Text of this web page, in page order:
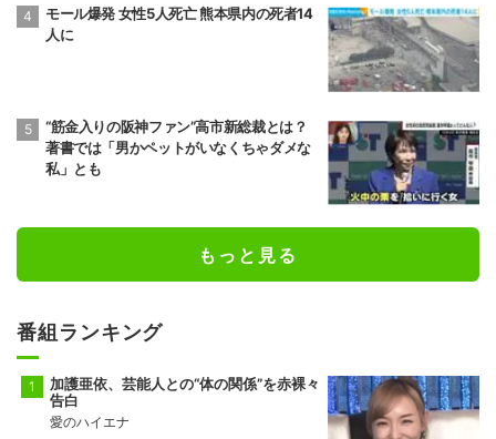
モール爆発 女性5人死亡 熊本県内の死者14
人に
“筋金入りの阪神ファン”高市新総裁とは？
著書では「男かペットがいなくちゃダメな
私」とも
もっと見る
番組ランキング
加護亜依、芸能人との“体の関係”を赤裸々
告白
愛のハイエナ